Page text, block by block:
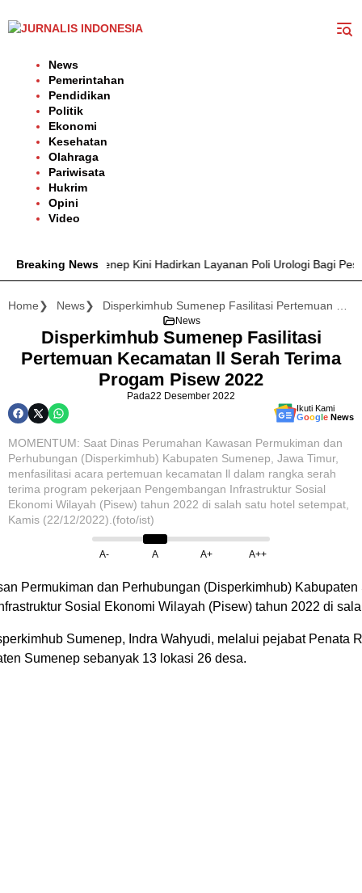
ke
News
Pemerintahan
Pendidikan
Politik
Ekonomi
Kesehatan
Olahraga
Pariwisata
Hukrim
Opini
Video
Breaking News
Sumenep Kini Hadirkan Layanan Poli Urologi Bagi Peserta BPJS
Home News
News
Disperkimhub Sumenep Fasilitasi
Pertemuan Kecamatan ll Serah Terima
Progam Pisew 2022
Pada22 Desember 2022
Ikuti Kami
Google News
MOMENTUM: Saat Dinas Perumahan Kawasan Permukiman dan
Perhubungan (Disperkimhub) Kabupaten Sumenep, Jawa Timur,
menfasilitasi acara pertemuan kecamatan ll dalam rangka serah
terima program pekerjaan Pengembangan Infrastruktur Sosial
Ekonomi Wilayah (Pisew) tahun 2022 di salah satu hotel setempat,
Kamis (22/12/2022).(foto/ist)
A- A A+ A++
Permukiman dan Perhubungan (Disperkimhub)
Sosial Ekonomi Wilayah (Pisew) tahun 2022 di
Sumenep, Indra Wahyudi, melalui pejabat Penata
Sumenep sebanyak 13 lokasi 26 desa.